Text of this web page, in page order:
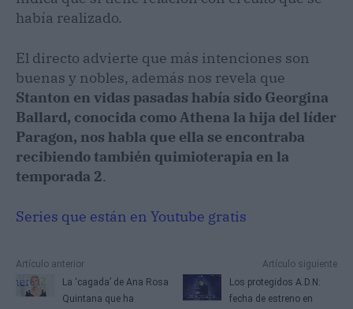
había realizado.
El directo advierte que más intenciones son
buenas y nobles, además nos revela que
Stanton en vidas pasadas había sido Georgina
Ballard, conocida como Athena la hija del líder
Paragon, nos habla que ella se encontraba
recibiendo también quimioterapia en la
temporada 2.
Series que están en Youtube gratis
Artículo anterior
La ‘cagada’ de Ana Rosa
Quintana que ha
Artículo siguiente
Los protegidos A.D.N:
fecha de estreno en